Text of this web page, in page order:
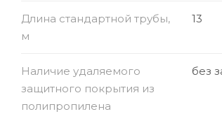
Длина стандартной трубы,
м
13
Наличие удаляемого
защитного покрытия из
полипропилена
без